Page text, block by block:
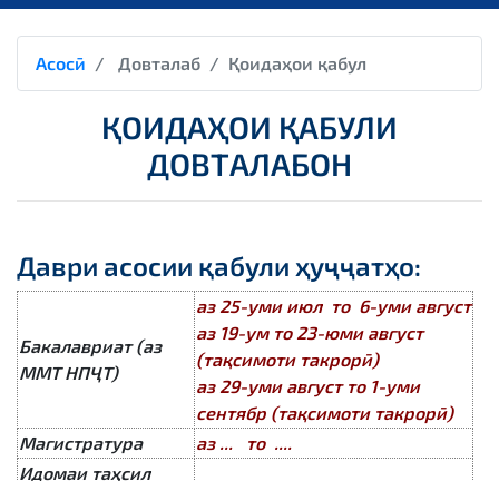
Асосӣ Довталаб Қоидаҳои қабул
ҚОИДАҲОИ ҚАБУЛИ
ДОВТАЛАБОН
Даври асосии қабули ҳуҷҷатҳо:
Бакалавриат (аз
ММТ НПҶТ)
аз 25-уми июл то 6-уми август
аз 19-ум то 23-юми август
(тақсимоти такрорӣ)
аз 29-уми август то 1-уми
сентябр (тақсимоти такрорӣ)
Магистратура
аз ... то ....
Идомаи таҳсил